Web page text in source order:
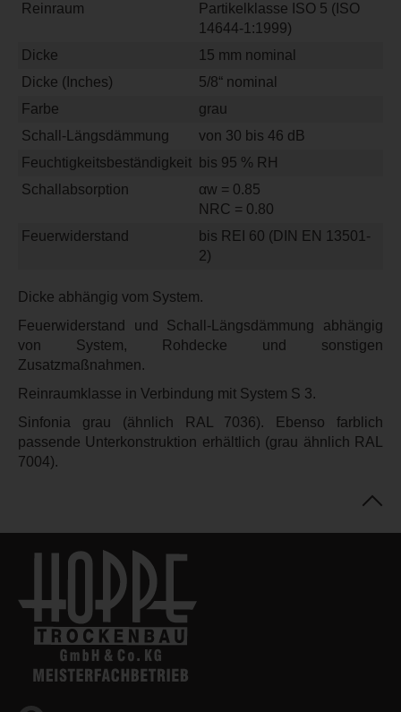
Reinraum
Partikelklasse ISO 5 (ISO
14644-1:1999)
Dicke
15 mm nominal
Dicke (Inches)
5/8“ nominal
Farbe
grau
Schall-Längsdämmung
von 30 bis 46 dB
Feuchtigkeitsbeständigkeit
bis 95 % RH
Schallabsorption
αw = 0.85
NRC = 0.80
Feuerwiderstand
bis REI 60 (DIN EN 13501-
2)
Dicke abhängig vom System.
Feuerwiderstand und Schall-Längsdämmung abhängig
von System, Rohdecke und sonstigen
Zusatzmaßnahmen.
Reinraumklasse in Verbindung mit System S 3.
Sinfonia grau (ähnlich RAL 7036). Ebenso farblich
passende Unterkonstruktion erhältlich (grau ähnlich RAL
7004).